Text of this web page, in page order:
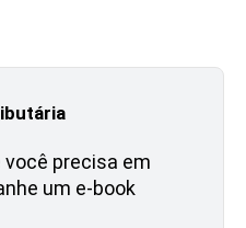
você precisa em
um e-book